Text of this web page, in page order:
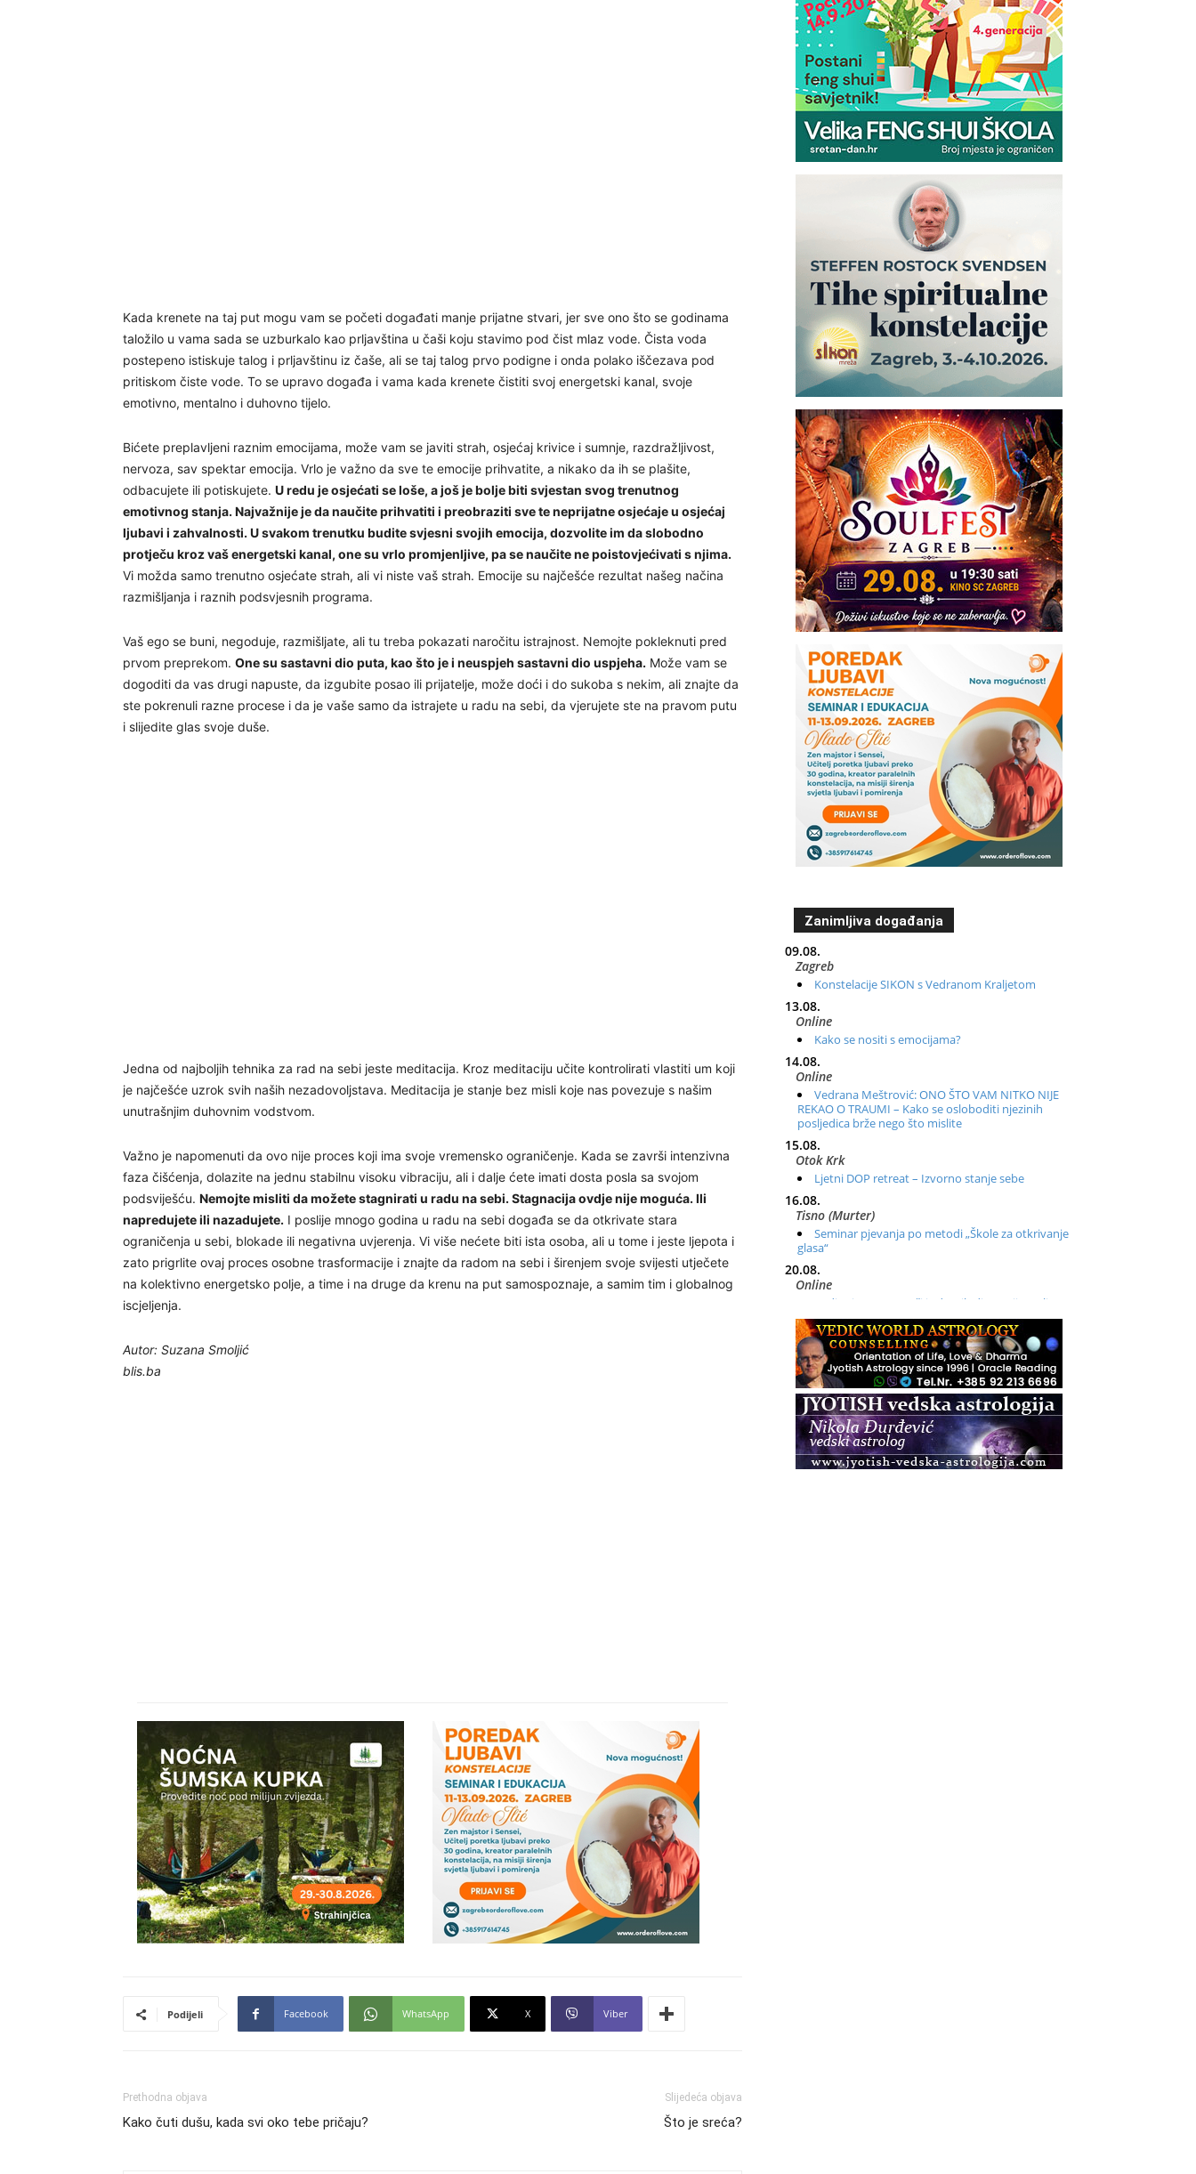
Kada krenete na taj put mogu vam se početi događati manje prijatne stvari, jer sve ono što se godinama
taložilo u vama sada se uzburkalo kao prljavština u čaši koju stavimo pod čist mlaz vode. Čista voda
postepeno istiskuje talog i prljavštinu iz čaše, ali se taj talog prvo podigne i onda polako iščezava pod
pritiskom čiste vode. To se upravo događa i vama kada krenete čistiti svoj energetski kanal, svoje
emotivno, mentalno i duhovno tijelo.
Bićete preplavljeni raznim emocijama, može vam se javiti strah, osjećaj krivice i sumnje, razdražljivost,
nervoza, sav spektar emocija. Vrlo je važno da sve te emocije prihvatite, a nikako da ih se plašite,
odbacujete ili potiskujete. U redu je osjećati se loše, a još je bolje biti svjestan svog trenutnog
emotivnog stanja. Najvažnije je da naučite prihvatiti i preobraziti sve te neprijatne osjećaje u osjećaj
ljubavi i zahvalnosti. U svakom trenutku budite svjesni svojih emocija, dozvolite im da slobodno
protječu kroz vaš energetski kanal, one su vrlo promjenljive, pa se naučite ne poistovjećivati s njima.
Vi možda samo trenutno osjećate strah, ali vi niste vaš strah. Emocije su najčešće rezultat našeg načina
razmišljanja i raznih podsvjesnih programa.
Vaš ego se buni, negoduje, razmišljate, ali tu treba pokazati naročitu istrajnost. Nemojte pokleknuti pred
prvom preprekom. One su sastavni dio puta, kao što je i neuspjeh sastavni dio uspjeha. Može vam se
dogoditi da vas drugi napuste, da izgubite posao ili prijatelje, može doći i do sukoba s nekim, ali znajte da
ste pokrenuli razne procese i da je vaše samo da istrajete u radu na sebi, da vjerujete ste na pravom putu
i slijedite glas svoje duše.
Jedna od najboljih tehnika za rad na sebi jeste meditacija. Kroz meditaciju učite kontrolirati vlastiti um koji
je najčešće uzrok svih naših nezadovoljstava. Meditacija je stanje bez misli koje nas povezuje s našim
unutrašnjim duhovnim vodstvom.
Važno je napomenuti da ovo nije proces koji ima svoje vremensko ograničenje. Kada se završi intenzivna
faza čišćenja, dolazite na jednu stabilnu visoku vibraciju, ali i dalje ćete imati dosta posla sa svojom
podsviješću. Nemojte misliti da možete stagnirati u radu na sebi. Stagnacija ovdje nije moguća. Ili
napredujete ili nazadujete. I poslije mnogo godina u radu na sebi događa se da otkrivate stara
ograničenja u sebi, blokade ili negativna uvjerenja. Vi više nećete biti ista osoba, ali u tome i jeste ljepota i
zato prigrlite ovaj proces osobne trasformacije i znajte da radom na sebi i širenjem svoje svijesti utječete
na kolektivno energetsko polje, a time i na druge da krenu na put samospoznaje, a samim tim i globalnog
iscjeljenja.
Autor: Suzana Smoljić
blis.ba
Podijeli Facebook WhatsApp X Viber
Prethodna objava
Kako čuti dušu, kada svi oko tebe pričaju?
Slijedeća objava
Što je sreća?
Zanimljiva događanja
09.08.
Zagreb
Konstelacije SIKON s Vedranom Kraljetom
13.08.
Online
Kako se nositi s emocijama?
14.08.
Online
Vedrana Meštrović: ONO ŠTO VAM NITKO NIJE
REKAO O TRAUMI – Kako se osloboditi njezinih
posljedica brže nego što mislite
15.08.
Otok Krk
Ljetni DOP retreat – Izvorno stanje sebe
16.08.
Tisno (Murter)
Seminar pjevanja po metodi „Škole za otkrivanje
glasa“
20.08.
Online
Radionica: Pomagači iz drugih dimenzija Online –
otvoreno za sve
21.08.
Zagreb+Online
Osnovni ThetaHealing® tečaj, Zagreb i Online
22.08.
Pula
Access BARS®, otpusti stres
23.08.
Pula